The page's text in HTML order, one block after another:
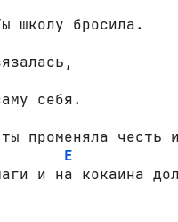
школу бросила.
себя.
променяла честь
E
и на кокаина